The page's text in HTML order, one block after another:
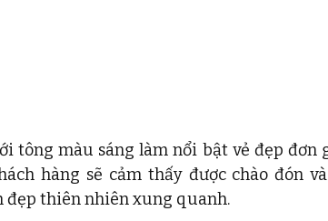
tông màu sáng làm nổi bật vẻ đẹp đơn
hàng sẽ cảm thấy được chào đón
đẹp thiên nhiên xung quanh.